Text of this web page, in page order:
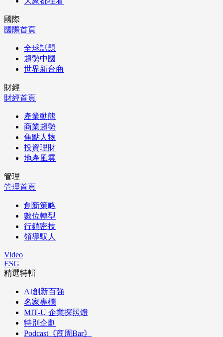
國際
國際首頁
全球話題
趨勢中國
世界新台商
財經
財經首頁
產業動態
商業趨勢
焦點人物
投資理財
地產風雲
管理
管理首頁
創新策略
數位轉型
行銷密技
領導馭人
Video
ESG
精選特輯
AI創新百強
名家專欄
MIT-U 企業探照燈
特別企劃
Podcast《商周Bar》